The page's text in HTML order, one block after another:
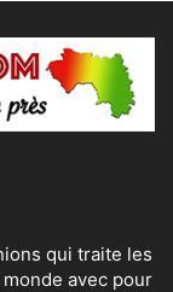
qui traite les
avec pour